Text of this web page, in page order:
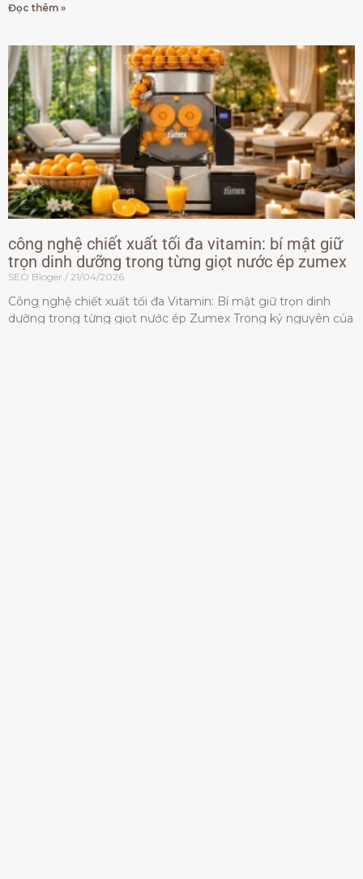
Đọc thêm »
công nghệ chiết xuất tối đa vitamin: bí mật giữ
trọn dinh dưỡng trong từng giọt nước ép zumex
SEO Bloger 21/04/2026
Công nghệ chiết xuất tối đa Vitamin: Bí mật giữ trọn dinh
dưỡng trong từng giọt nước ép Zumex Trong kỷ nguyên của